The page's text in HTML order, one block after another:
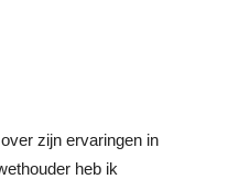
zijn ervaringen in
heb ik